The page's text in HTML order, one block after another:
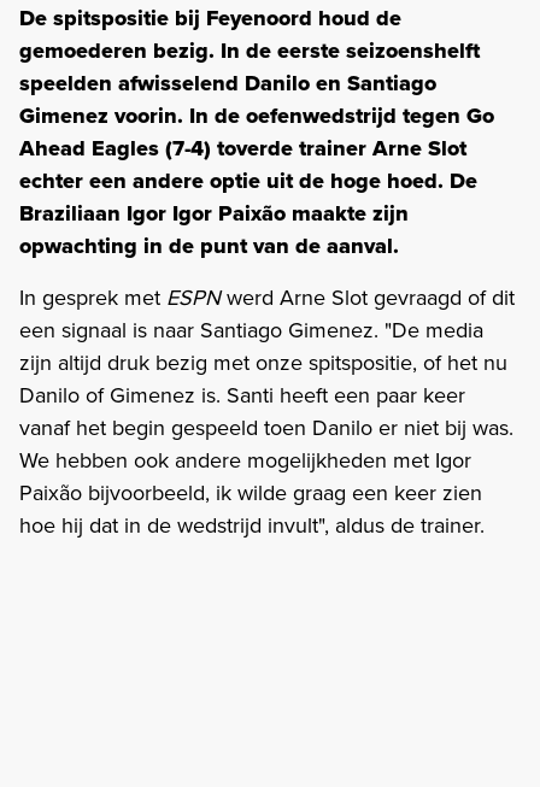
De spitspositie bij Feyenoord houd de
gemoederen bezig. In de eerste seizoenshelft
speelden afwisselend Danilo en Santiago
Gimenez voorin. In de oefenwedstrijd tegen Go
Ahead Eagles (7-4) toverde trainer Arne Slot
echter een andere optie uit de hoge hoed. De
Braziliaan Igor Igor Paixão maakte zijn
opwachting in de punt van de aanval.
In gesprek met ESPNwerd Arne Slot gevraagd of dit
een signaal is naar Santiago Gimenez. "De media
zijn altijd druk bezig met onze spitspositie, of het nu
Danilo of Gimenez is. Santi heeft een paar keer
vanaf het begin gespeeld toen Danilo er niet bij was.
We hebben ook andere mogelijkheden met Igor
Paixão bijvoorbeeld, ik wilde graag een keer zien
hoe hij dat in de wedstrijd invult", aldus de trainer.